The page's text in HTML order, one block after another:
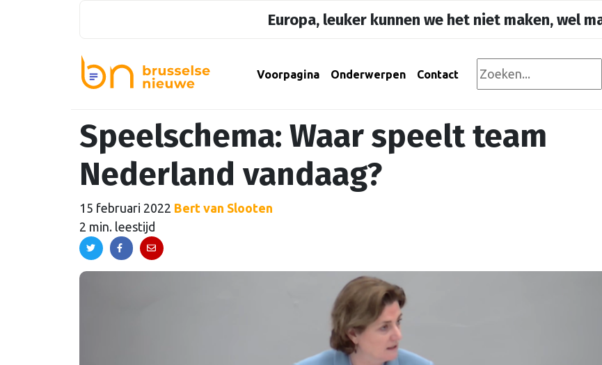
Europa, leuker kunnen we het niet maken, wel
Voorpagina Onderwerpen Contact
Speelschema: Waar speelt team
Nederland vandaag?
15 februari 2022 Bert van Slooten
2 min. leestijd